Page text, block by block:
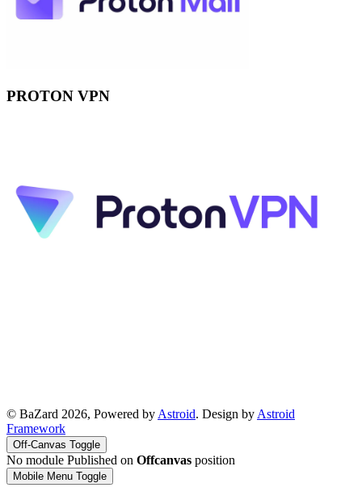
PROTON VPN
© BaZard 2026, Powered by Astroid. Design by Astroid
Framework
Off-Canvas Toggle
No module Published on Offcanvas position
Mobile Menu Toggle